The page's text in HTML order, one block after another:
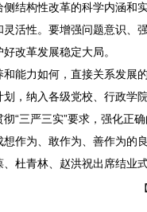
结构性改革的科学内涵和
活性。要增强问题意识、
改革发展稳定大局。
力如何，直接关系发展
，纳入各级党校、行政
“三严三实”要求，强化正
作为、敢作为、善作为的
杜青林、赵洪祝出席结业